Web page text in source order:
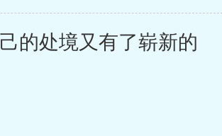
的处境又有了崭新的